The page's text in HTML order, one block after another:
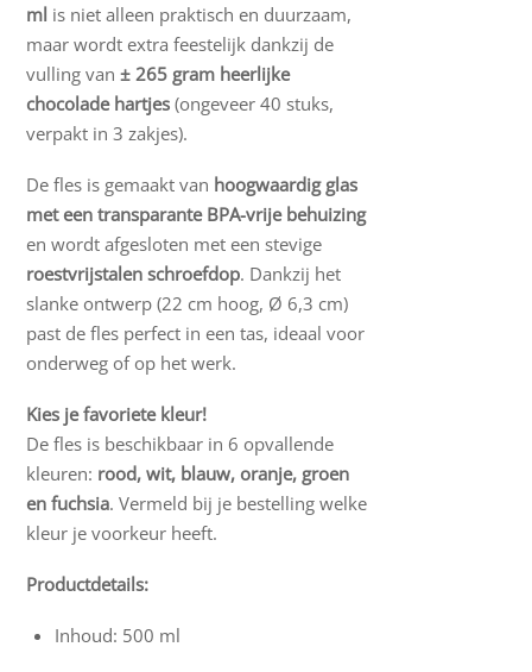
ml is niet alleen praktisch en duurzaam,
maar wordt extra feestelijk dankzij de
vulling van± 265 gram heerlijke
chocolade hartjes (ongeveer 40 stuks,
verpakt in 3 zakjes).
De fles is gemaakt van hoogwaardig glas
met een transparante BPA-vrije behuizing
en wordt afgesloten met een stevige
roestvrijstalen schroefdop. Dankzij het
slanke ontwerp (22 cm hoog, Ø 6,3 cm)
past de fles perfect in een tas, ideaal voor
onderweg of op het werk.
Kies je favoriete kleur!
De fles is beschikbaar in 6 opvallende
kleuren: rood, wit, blauw, oranje, groen
en fuchsia. Vermeld bij je bestelling welke
kleur je voorkeur heeft.
Productdetails:
Inhoud: 500 ml